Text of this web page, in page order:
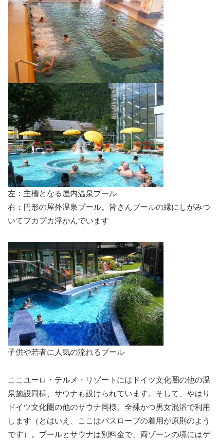
左：主槽となる屋内温泉プール
右：円形の屋外温泉プール。皆さんプールの縁にしがみつ
いてプカプカ浮かんでいます
子供や若者に人気の流れるプール
ここユーロ・テルメ・リゾートにはドイツ文化圏の他の温
泉施設同様、サウナも設けられています。そして、やはり
ドイツ文化圏の他のサウナ同様、全裸かつ男女混浴で利用
します（とはいえ、ここはバスローブの着用が原則のよう
です）。プールとサウナは別料金で、両ゾーンの境にはゲ